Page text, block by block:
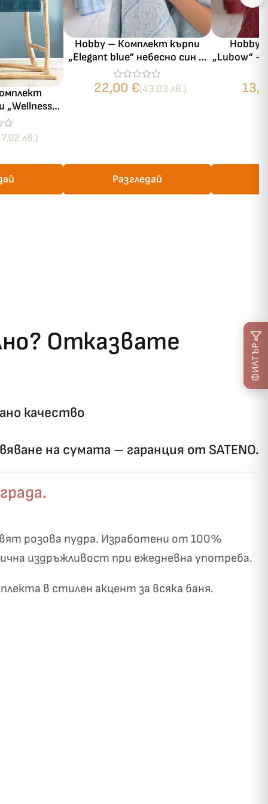
„Wellness
части –
лв.)
Hobby – Комплект кърпи
„Elegant blue“ небесно син –
100% Памук
22,00 €(43.03 лв.)
Разгледай
Hobby
„Lubow“
Отказвате
качество
на сумата – гаранция от SATENO.
розова пудра. Изработени от 100%
издръжливост при ежедневна употреба.
в стилен акцент за всяка баня.
ФИЛТЪР